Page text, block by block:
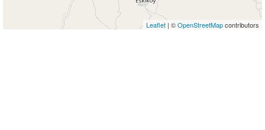
Leaflet | ©OpenStreetMapcontributors